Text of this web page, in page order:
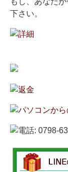
下さい。